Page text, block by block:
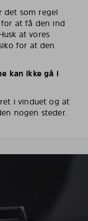
det som regel
at få den ind
at vores
for at den
kan ikke gå i
i vinduet og at
nogen steder.